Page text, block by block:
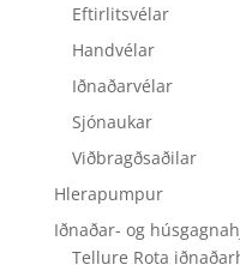
Eftirlitsvélar
Handvélar
Iðnaðarvélar
Sjónaukar
Viðbragðsaðilar
Hlerapumpur
Iðnaðar- og
Tellure Rota